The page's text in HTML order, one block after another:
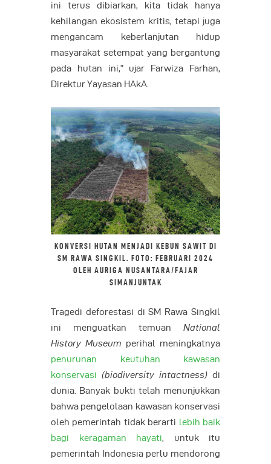
ini terus dibiarkan, kita tidak hanya
kehilangan ekosistem kritis, tetapi juga
mengancam keberlanjutan hidup
masyarakat setempat yang bergantung
pada hutan ini,” ujar Farwiza Farhan,
Direktur Yayasan HAkA.
KONVERSI HUTAN MENJADI KEBUN SAWIT DI
SM RAWA SINGKIL. FOTO: FEBRUARI 2024
OLEH AURIGA NUSANTARA/FAJAR
SIMANJUNTAK
Tragedi deforestasi di SM Rawa Singkil
ini menguatkan temuan National
History Museum perihal meningkatnya
penurunan keutuhan kawasan
konservasi (biodiversity intactness) di
dunia. Banyak bukti telah menunjukkan
bahwa pengelolaan kawasan konservasi
oleh pemerintah tidak berarti lebih baik
bagi keragaman hayati, untuk itu
pemerintah Indonesia perlu mendorong